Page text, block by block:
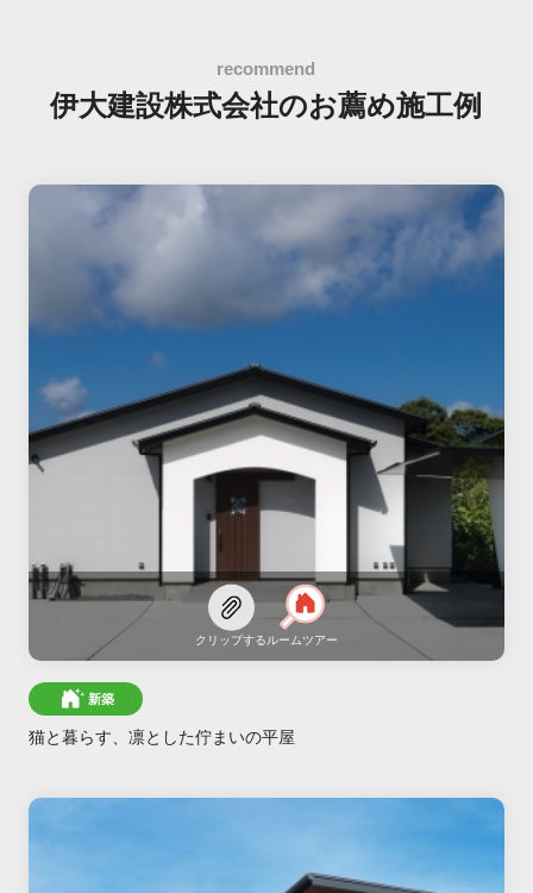
伊大建設株式会社のお薦め施工例
クリップするルームツアー
新築
猫と暮らす、凛とした佇まいの平屋